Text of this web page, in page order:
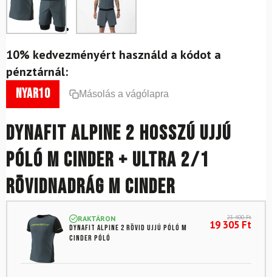
10% kedvezményért használd a kódot a
pénztárnál:
nyar10 Másolás a vágólapra
DYNAFIT Alpine 2 hosszú ujjú
póló M Cinder + Ultra 2/1
rövidnadrág M Cinder
RAKTÁRON
DYNAFIT Alpine 2 rövid ujjú póló M
Cinder póló
23 400Ft
19 305 Ft